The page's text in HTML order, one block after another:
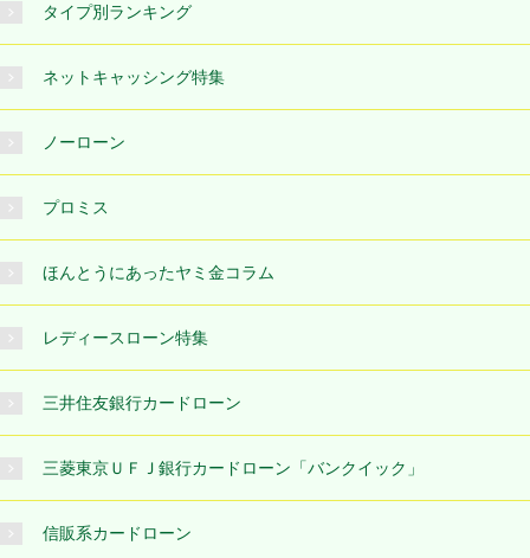
タイプ別ランキング
ネットキャッシング特集
ノーローン
プロミス
ほんとうにあったヤミ金コラム
レディースローン特集
三井住友銀行カードローン
三菱東京ＵＦＪ銀行カードローン「バンクイック」
信販系カードローン